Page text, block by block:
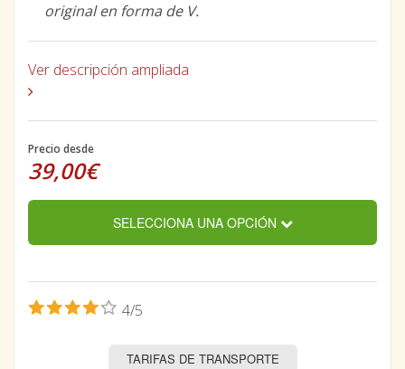
original en forma de V.
Ver descripción ampliada
Precio desde
39,00€
SELECCIONA UNA OPCIÓN
4/5
TARIFAS DE TRANSPORTE